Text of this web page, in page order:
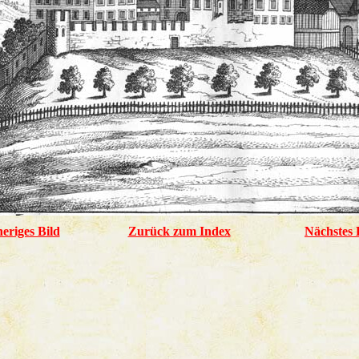
Bild Zurück zum Index Nächstes